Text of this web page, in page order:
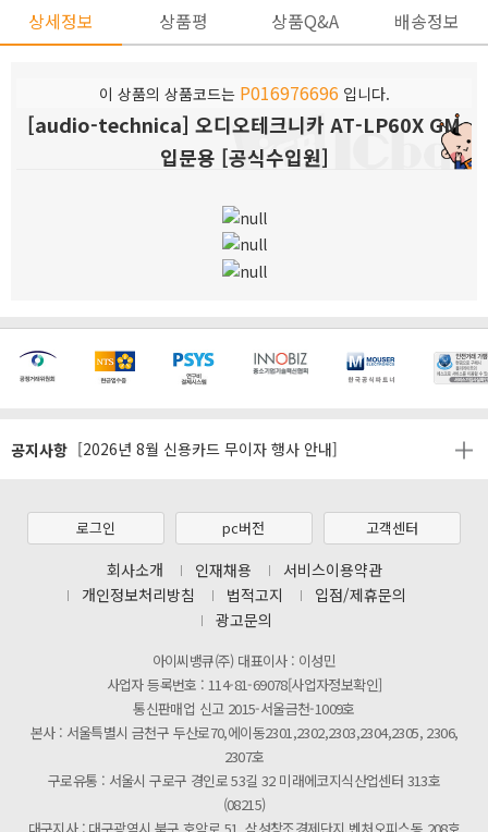
상세정보 상품평 상품Q&A 배송정보
이 상품의 상품코드는 P016976696 입니다.
[audio-technica] 오디오테크니카 AT-LP60X GM
입문용 [공식수입원]
공지사항 [2026년 8월 신용카드 무이자 행사 안내]
[마일리지 적립 및 사용 정책 개편 안내]
[2026년 8월 신용카드 무이자 행사 안내]
제31기 정기주주총회 소집통지서
로그인 pc버전 고객센터
회사소개 인재채용
서비스이용약관
개인정보처리방침
법적고지
입점/제휴문의
광고문의
아이씨뱅큐(주) 대표이사 : 이성민
사업자 등록번호 : 114-81-69078[사업자정보확인]
통신판매업 신고 2015-서울금천-1009호
본사 : 서울특별시 금천구 두산로70,에이동2301,2302,2303,2304,2305, 2306,
2307호
구로유통 : 서울시 구로구 경인로 53길 32 미래에코지식산업센터 313호
(08215)